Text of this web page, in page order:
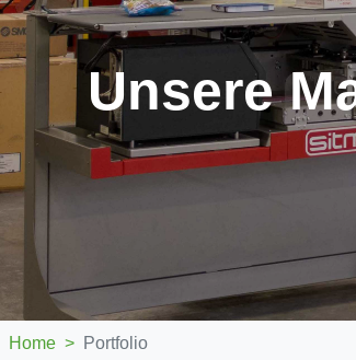
Unsere
Home > Portfolio